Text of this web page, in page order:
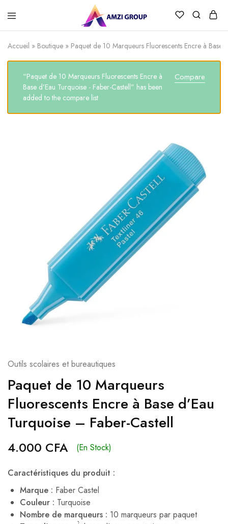
Accueil » Boutique » Paquet de 10 Marqueurs Fluorescents Encre à Base
Compare
“Paquet de 10 Marqueurs Fluorescents Encre à
Base d’Eau Turquoise - Faber-Castell” has been
added to the compare list
Outils scolaires et bureautiques
Paquet de 10 Marqueurs
Fluorescents Encre à Base d’Eau
Turquoise – Faber-Castell
4.000 CFA (En Stock)
Caractéristiques du produit :
Marque : Faber Castel
Couleur : Turquoise
Nombre de marqueurs : 10 marqueurs par paquet